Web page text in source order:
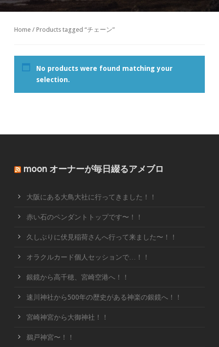
Home / Products tagged “チェーン”
No products were found matching your
selection.
moon オーナーが毎日綴るアメブロ
大阪にある大鳥大社に行ってきました！！
赤い石のペンダントトップです〜！！
久しぶりに伏見稲荷さんへ行って来ました〜！！
オラクルカード個人セッションで…！！
銀鏡から高千穂、宮崎空港へ！！
速川神社から500年の歴史がある神楽の銀鏡へ！！
宮崎神宮から大御神社！！
鵜戸神宮〜！！